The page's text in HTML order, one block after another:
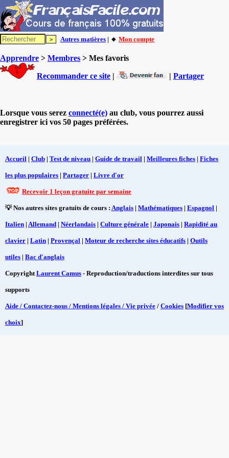
Autres matières | 🔸 Mon compte
Apprendre > Membres > Mes favoris
Recommander ce site | | Partager
Lorsque vous serez connecté(e) au club, vous pourrez aussi
enregistrer ici vos 50 pages préférées.
Accueil | Club | Test de niveau | Guide de travail | Meilleures fiches | Fiches
les plus populaires | Partager | Livre d'or
Recevoir 1 leçon gratuite par semaine
💡 Nos autres sites gratuits de cours : Anglais | Mathématiques | Espagnol |
Italien | Allemand | Néerlandais | Culture générale | Japonais | Rapidité au
clavier | Latin | Provençal | Moteur de recherche sites éducatifs | Outils
utiles | Bac d'anglais
CopyrightLaurent Camus - Reproduction/traductions interdites sur tous
supports
Aide / Contactez-nous / Mentions légales / Vie privée / Cookies [Modifier vos
choix]